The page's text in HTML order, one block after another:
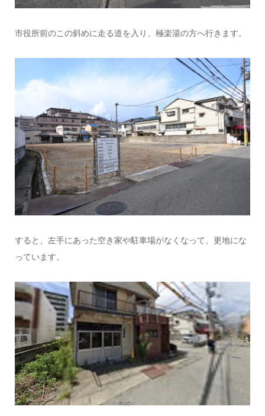
市役所前のこの斜めに走る道を入り、極楽湯の方へ行きます。
すると、左手にあった空き家や駐車場がなくなって、更地にな
っています。